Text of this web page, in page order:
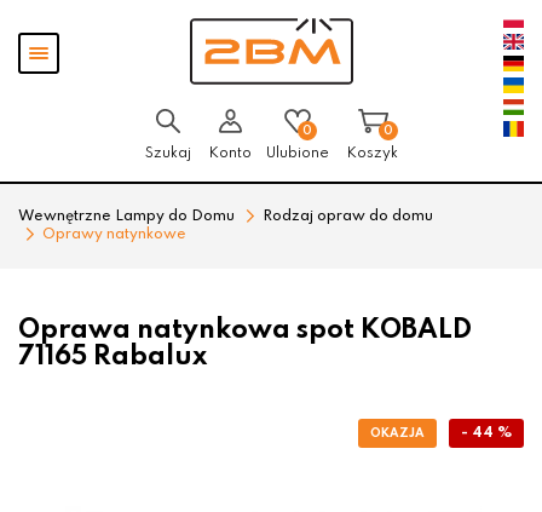
Pokaż
menu
Szukaj Konto
0
Ulubione
0
Koszyk
Wewnętrzne Lampy do Domu
Rodzaj opraw do domu
Oprawy natynkowe
Oprawa natynkowa spot KOBALD
71165 Rabalux
- 44 %